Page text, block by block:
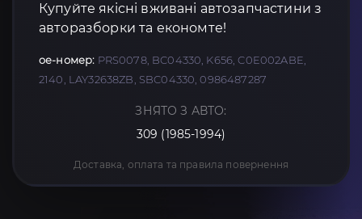
Купуйте якісні вживані автозапчастини з
авторазборки та економте!
oe-номер: PRS0078, BC04330, K656, C0E002ABE,
2140, LAY32638ZB, SBC04330, 0986487287
ЗНЯТО З АВТО:
309 (1985-1994)
Доставка, оплата та правила повернення